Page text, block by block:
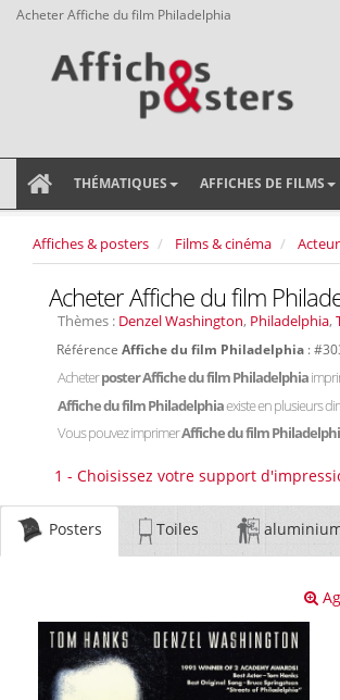
Acheter Affiche du film Philadelphia
THÉMATIQUES AFFICHES DE FILMS
Affiches & posters Films & cinéma
Acheter Affiche du film
Thèmes : Denzel Washington, Philadelphia,
Référence Affiche du film Philadelphia :
Acheterposter Affiche du film Philadelphia
Affiche du film Philadelphiaexiste en plusieurs
Vous pouvez imprimerAffiche du film
1 - Choisissez votre support
Posters Toiles